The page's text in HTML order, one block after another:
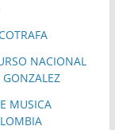
NACIONAL
MUSICA